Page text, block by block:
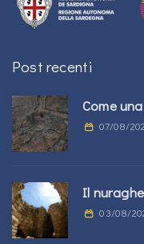
Post recenti
Come
07/08/
Il
03/08/